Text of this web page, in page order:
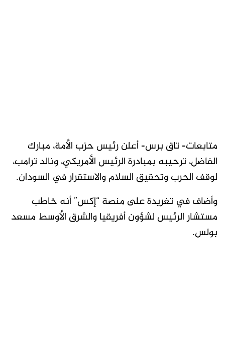
متابعات- تاق برس- أعلن رئيس حزب الأمة، مبارك
الفاضل، ترحيبه بمبادرة الرئيس الأمريكي، ونالد ترامب،
لوقف الحرب وتحقيق السلام والاستقرار في السودان.
وأضاف في تغريدة على منصة “إكس” أنه خاطب
مستشار الرئيس لشؤون أفريقيا والشرق الأوسط مسعد
بولس.